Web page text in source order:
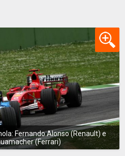
Fernando Alonso (Renault) e
(Ferrari)